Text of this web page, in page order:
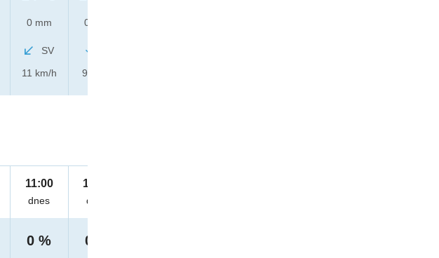
0 mm
SV
11 km/h
0 mm
9 km/h
11:00
dnes
0 %
12:00
dnes
0 %